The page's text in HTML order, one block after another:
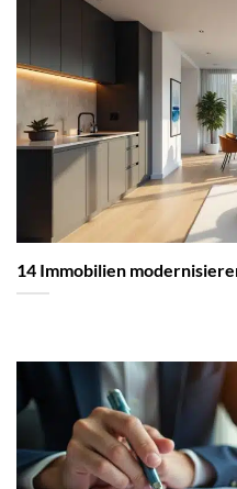
14 Immobilien